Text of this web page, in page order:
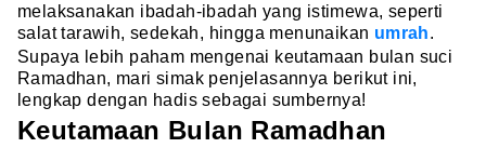
melaksanakan ibadah-ibadah yang istimewa, seperti
salat tarawih, sedekah, hingga menunaikan umrah.
Supaya lebih paham mengenai keutamaan bulan suci
Ramadhan, mari simak penjelasannya berikut ini,
lengkap dengan hadis sebagai sumbernya!
Keutamaan Bulan Ramadhan